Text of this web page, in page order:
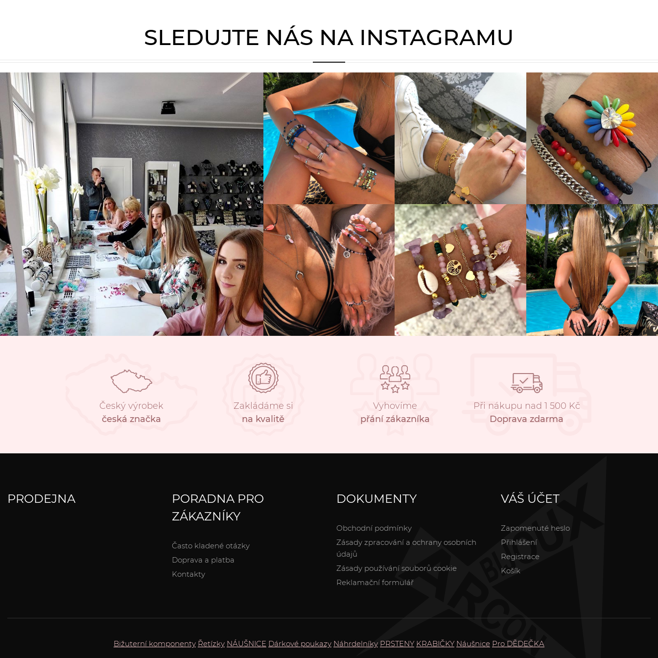
SLEDUJTE NÁS NA INSTAGRAMU
Český výrobek
česká značka
Zakládáme si
na kvalitě
Vyhovíme
přání zákazníka
Při nákupu nad 1 500 Kč
Doprava zdarma
PRODEJNA
PORADNA PRO
ZÁKAZNÍKY
Často kladené otázky
Doprava a platba
Kontakty
DOKUMENTY
Obchodní podmínky
Zásady zpracování a ochrany osobních
údajů
Zásady používání souborů cookie
Reklamační formulář
VÁŠ ÚČET
Zapomenuté heslo
Přihlášení
Registrace
Košík
Bižuterní komponenty Řetízky NÁUŠNICE Dárkové poukazy Náhrdelníky PRSTENY KRABIČKY Náušnice Pro DĚDEČKA